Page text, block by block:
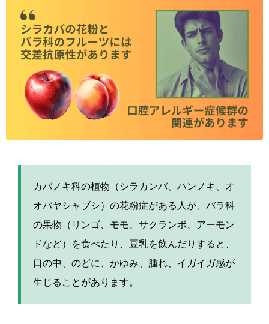
カバノキ科の植物（シラカンバ、ハンノキ、オ
オバヤシャブシ）の花粉症がある人が、バラ科
の果物（リンゴ、モモ、サクランボ、アーモン
ドなど）を食べたり、豆乳を飲んだりすると、
口の中、のどに、かゆみ、腫れ、イガイガ感が
生じることがあります。